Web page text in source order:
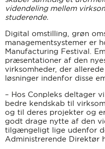
videndeling mellem
studerende.
Digital omstilling, grøn
managementsystemer er
Manufacturing Festival.
præsentationer af den
virksomheder, der
løsninger indenfor disse
– Hos Conpleks deltager
bedre kendskab til
og til deres projekter og
godt drage nytte af den
tilgængeligt lige udenfor
Administrerende Direktør